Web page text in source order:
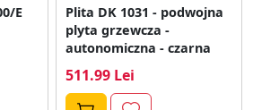
E
Plita DK 1031 - podwojna
plyta grzewcza -
autonomiczna - czarna
511.99 Lei